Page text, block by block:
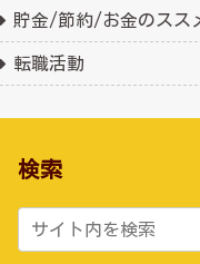
貯金/節約/お金のスス
転職活動
検索